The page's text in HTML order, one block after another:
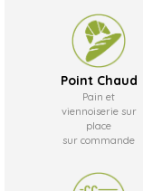
Point Chaud
Pain et
viennoiserie sur
place
sur commande